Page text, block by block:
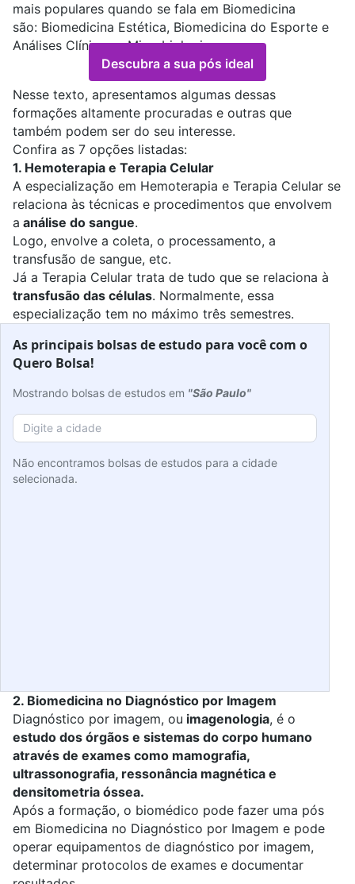
mais populares quando se fala em Biomedicina
são: Biomedicina Estética, Biomedicina do Esporte e
Análises Clínicas e Microbiologia.
Descubra a sua pós ideal
Nesse texto, apresentamos algumas dessas
formações altamente procuradas e outras que
também podem ser do seu interesse.
Confira as 7 opções listadas:
1. Hemoterapia e Terapia Celular
A especialização em Hemoterapia e Terapia Celular se
relaciona às técnicas e procedimentos que envolvem
a análise do sangue.
Logo, envolve a coleta, o processamento, a
transfusão de sangue, etc.
Já a Terapia Celular trata de tudo que se relaciona à
transfusão das células. Normalmente, essa
especialização tem no máximo três semestres.
As principais bolsas de estudo para você com o
Quero Bolsa!
Mostrando bolsas de estudos em "São Paulo"
Não encontramos bolsas de estudos para a cidade
selecionada.
2. Biomedicina no Diagnóstico por Imagem
Diagnóstico por imagem, ou imagenologia, é o
estudo dos órgãos e sistemas do corpo humano
através de exames como mamografia,
ultrassonografia, ressonância magnética e
densitometria óssea.
Após a formação, o biomédico pode fazer uma pós
em Biomedicina no Diagnóstico por Imagem e pode
operar equipamentos de diagnóstico por imagem,
determinar protocolos de exames e documentar